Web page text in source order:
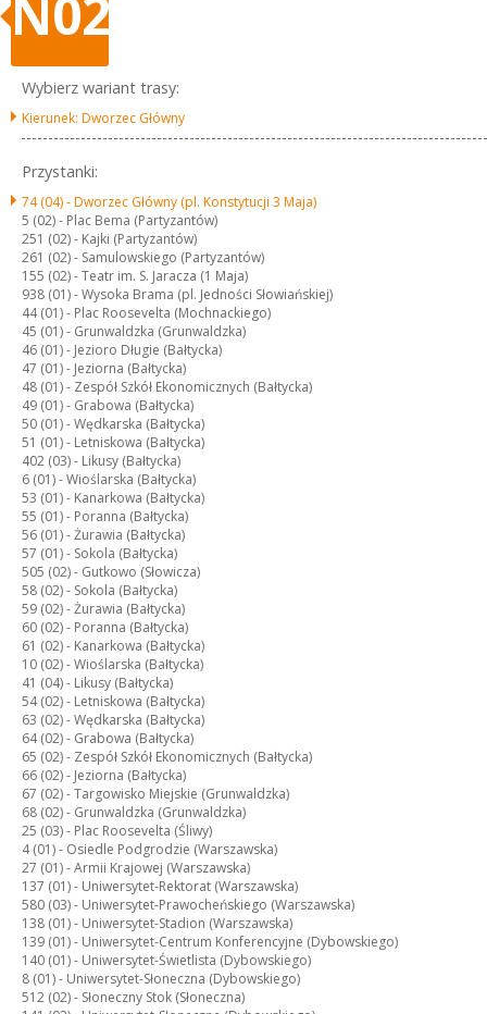
N02
Wybierz wariant trasy:
Kierunek: Dworzec Główny
Przystanki:
74 (04) -Dworzec Główny (pl. Konstytucji 3 Maja)
5 (02) - Plac Bema (Partyzantów)
251 (02) - Kajki (Partyzantów)
261 (02) - Samulowskiego (Partyzantów)
155 (02) -Teatr im. S. Jaracza (1 Maja)
938 (01) -Wysoka Brama (pl. Jedności Słowiańskiej)
44 (01) - Plac Roosevelta (Mochnackiego)
45 (01) - Grunwaldzka (Grunwaldzka)
46 (01) - Jezioro Długie (Bałtycka)
47 (01) - Jeziorna (Bałtycka)
48 (01) - Zespół Szkół Ekonomicznych (Bałtycka)
49 (01) - Grabowa (Bałtycka)
50 (01) -Wędkarska (Bałtycka)
51 (01) - Letniskowa (Bałtycka)
402 (03) - Likusy (Bałtycka)
6 (01) -Wioślarska (Bałtycka)
53 (01) - Kanarkowa (Bałtycka)
55 (01) - Poranna (Bałtycka)
56 (01) -Żurawia (Bałtycka)
57 (01) - Sokola (Bałtycka)
505 (02) - Gutkowo (Słowicza)
58 (02) - Sokola (Bałtycka)
59 (02) -Żurawia (Bałtycka)
60 (02) - Poranna (Bałtycka)
61 (02) - Kanarkowa (Bałtycka)
10 (02) -Wioślarska (Bałtycka)
41 (04) - Likusy (Bałtycka)
54 (02) - Letniskowa (Bałtycka)
63 (02) -Wędkarska (Bałtycka)
64 (02) - Grabowa (Bałtycka)
65 (02) - Zespół Szkół Ekonomicznych (Bałtycka)
66 (02) - Jeziorna (Bałtycka)
67 (02) -Targowisko Miejskie (Grunwaldzka)
68 (02) - Grunwaldzka (Grunwaldzka)
25 (03) - Plac Roosevelta (Śliwy)
4 (01) - Osiedle Podgrodzie (Warszawska)
27 (01) -Armii Krajowej (Warszawska)
137 (01) - Uniwersytet-Rektorat (Warszawska)
580 (03) - Uniwersytet-Prawocheńskiego (Warszawska)
138 (01) - Uniwersytet-Stadion (Warszawska)
139 (01) - Uniwersytet-Centrum Konferencyjne (Dybowskiego)
140 (01) - Uniwersytet-Świetlista (Dybowskiego)
8 (01) - Uniwersytet-Słoneczna (Dybowskiego)
512 (02) - Słoneczny Stok (Słoneczna)